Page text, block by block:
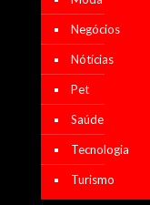
Negócios
Nótícias
Pet
Saúde
Tecnologia
Turismo